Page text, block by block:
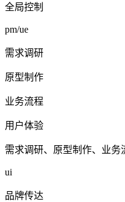
全局控制
pm/ue
需求调研
原型制作
业务流程
用户体验
需求调研、原型制作、业务
ui
品牌传达